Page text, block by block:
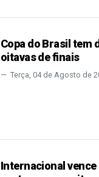
Copa do Brasil tem
oitavas de finais
Terça, 04 de Agosto de
Internacional vence